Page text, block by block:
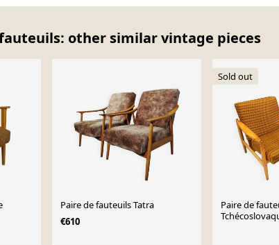
other similar vintage pieces
Paire de fauteuils Tatra
€610
Sold out
Paire de